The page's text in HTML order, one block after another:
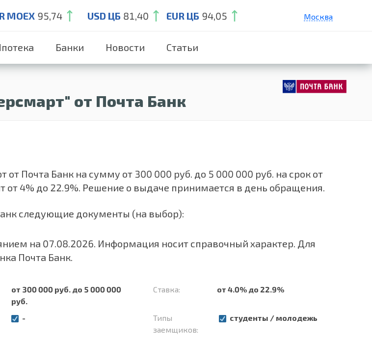
MOEX 95,74 USD ЦБ 81,40 EUR ЦБ 94,05 Москва
Краснодар
Нижний Новгород
Банки Новости Статьи
от Почта Банк
Почта Банк на сумму от 300 000 руб. до 5 000 000 руб. на срок от
от 4% до 22.9%. Решение о выдаче принимается в день обращения.
следующие документы (на выбор):
на 07.08.2026. Информация носит справочный характер. Для
Почта Банк.
от 300 000 руб. до 5 000 000
руб.
Ставка: от 4.0% до 22.9%
-
Типы
заемщиков:
студенты / молодежь